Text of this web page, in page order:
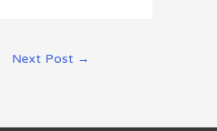
Next Post →